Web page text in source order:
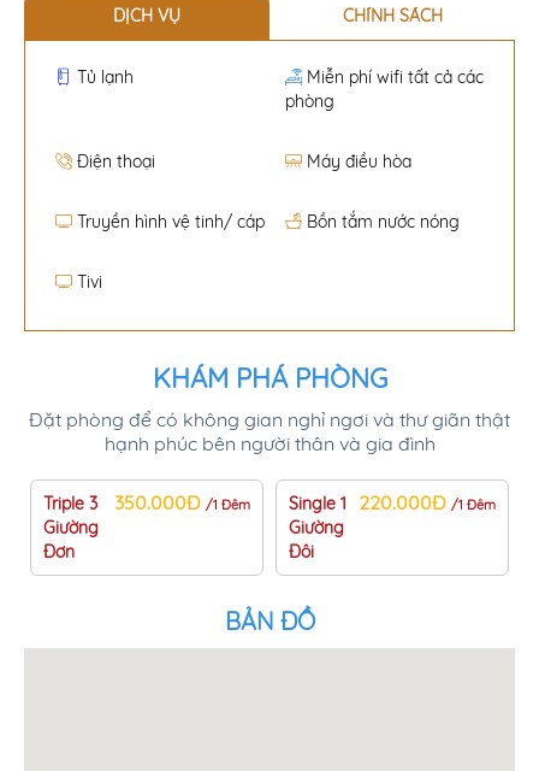
DỊCH VỤ CHÍNH SÁCH
Tủ lạnh
Miễn phí wifi tất cả các
phòng
Điện thoại Máy điều hòa
Truyền hình vệ tinh/ cáp Bồn tắm nước nóng
Tivi
KHÁM PHÁ PHÒNG
Đặt phòng để có không gian nghỉ ngơi và thư giãn thật
hạnh phúc bên người thân và gia đình
350.000Đ/1 Đêm
Triple 3
Giường
Đơn
220.000Đ /1 Đêm
Single 1
Giường
Đôi
BẢN ĐỒ